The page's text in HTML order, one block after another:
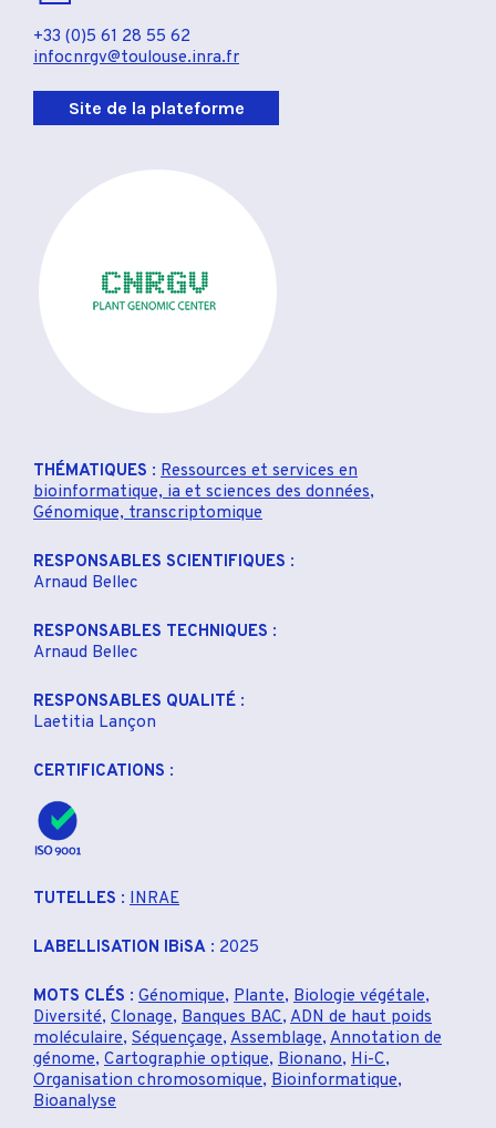
+33 (0)5 61 28 55 62
infocnrgv@toulouse.inra.fr
Site de la plateforme
THÉMATIQUES : Ressources et services en
bioinformatique, ia et sciences des données,
Génomique, transcriptomique
RESPONSABLES SCIENTIFIQUES :
Arnaud Bellec
RESPONSABLES TECHNIQUES :
Arnaud Bellec
RESPONSABLES QUALITÉ :
Laetitia Lançon
CERTIFICATIONS :
TUTELLES : INRAE
LABELLISATION IBiSA : 2025
MOTS CLÉS : Génomique, Plante, Biologie végétale,
Diversité, Clonage, Banques BAC, ADN de haut poids
moléculaire, Séquençage, Assemblage, Annotation de
génome, Cartographie optique, Bionano, Hi-C,
Organisation chromosomique, Bioinformatique,
Bioanalyse